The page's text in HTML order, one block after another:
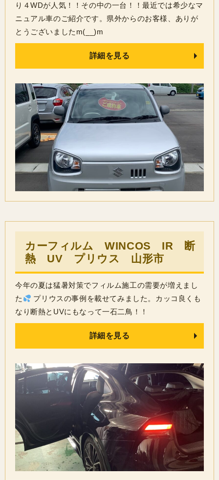
り４WDが人気！！その中の一台！！最近では希少なマ
ニュアル車のご紹介です。県外からのお客様、ありが
とうございましたm(__)m
詳細を見る
カーフィルム WINCOS IR 断
熱 UV プリウス 山形市
今年の夏は猛暑対策でフィルム施工の需要が増えまし
た
プリウスの事例を載せてみました。カッコ良くも
なり断熱とUVにもなって一石二鳥！！
詳細を見る